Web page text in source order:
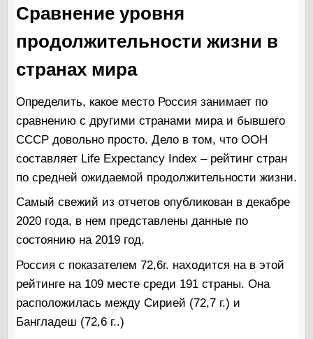
Сравнение уровня
продолжительности жизни в
странах мира
Определить, какое место Россия занимает по
сравнению с другими странами мира и бывшего
СССР довольно просто. Дело в том, что ООН
составляет Life Expectancy Index – рейтинг стран
по средней ожидаемой продолжительности жизни.
Самый свежий из отчетов опубликован в декабре
2020 года, в нем представлены данные по
состоянию на 2019 год.
Россия с показателем 72,6г. находится на в этой
рейтинге на 109 месте среди 191 страны. Она
расположилась между Сирией (72,7 г.) и
Бангладеш (72,6 г..)